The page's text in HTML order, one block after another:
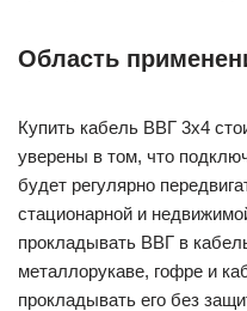
Область
Купить кабель ВВГ 3х4
уверены в том, что
будет регулярно
стационарной и
прокладывать ВВГ в
металлорукаве, гофре и
прокладывать его без